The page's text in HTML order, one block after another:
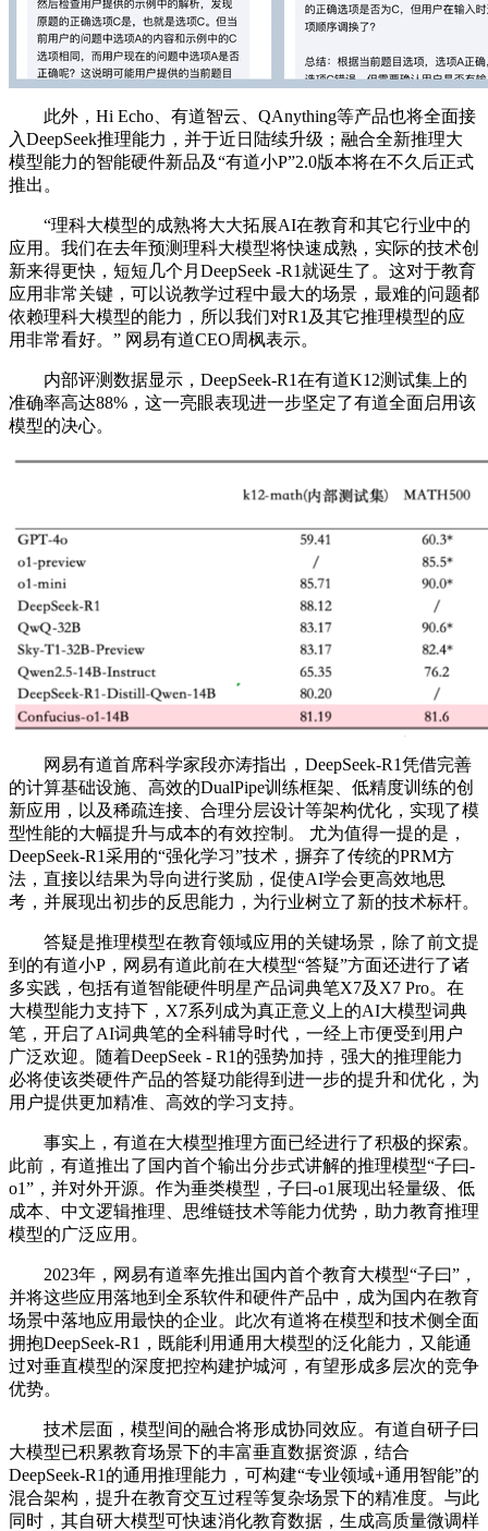
此外，Hi Echo、有道智云、QAnything等产品也将全面接
入DeepSeek推理能力，并于近日陆续升级；融合全新推理大
模型能力的智能硬件新品及“有道小P”2.0版本将在不久后正式
推出。
“理科大模型的成熟将大大拓展AI在教育和其它行业中的
应用。我们在去年预测理科大模型将快速成熟，实际的技术创
新来得更快，短短几个月DeepSeek -R1就诞生了。这对于教育
应用非常关键，可以说教学过程中最大的场景，最难的问题都
依赖理科大模型的能力，所以我们对R1及其它推理模型的应
用非常看好。” 网易有道CEO周枫表示。
内部评测数据显示，DeepSeek-R1在有道K12测试集上的
准确率高达88%，这一亮眼表现进一步坚定了有道全面启用该
模型的决心。
网易有道首席科学家段亦涛指出，DeepSeek-R1凭借完善
的计算基础设施、高效的DualPipe训练框架、低精度训练的创
新应用，以及稀疏连接、合理分层设计等架构优化，实现了模
型性能的大幅提升与成本的有效控制。 尤为值得一提的是，
DeepSeek-R1采用的“强化学习”技术，摒弃了传统的PRM方
法，直接以结果为导向进行奖励，促使AI学会更高效地思
考，并展现出初步的反思能力，为行业树立了新的技术标杆。
答疑是推理模型在教育领域应用的关键场景，除了前文提
到的有道小P，网易有道此前在大模型“答疑”方面还进行了诸
多实践，包括有道智能硬件明星产品词典笔X7及X7 Pro。在
大模型能力支持下，X7系列成为真正意义上的AI大模型词典
笔，开启了AI词典笔的全科辅导时代，一经上市便受到用户
广泛欢迎。随着DeepSeek - R1的强势加持，强大的推理能力
必将使该类硬件产品的答疑功能得到进一步的提升和优化，为
用户提供更加精准、高效的学习支持。
事实上，有道在大模型推理方面已经进行了积极的探索。
此前，有道推出了国内首个输出分步式讲解的推理模型“子曰-
o1”，并对外开源。作为垂类模型，子曰-o1展现出轻量级、低
成本、中文逻辑推理、思维链技术等能力优势，助力教育推理
模型的广泛应用。
2023年，网易有道率先推出国内首个教育大模型“子曰”，
并将这些应用落地到全系软件和硬件产品中，成为国内在教育
场景中落地应用最快的企业。此次有道将在模型和技术侧全面
拥抱DeepSeek-R1，既能利用通用大模型的泛化能力，又能通
过对垂直模型的深度把控构建护城河，有望形成多层次的竞争
优势。
技术层面，模型间的融合将形成协同效应。有道自研子曰
大模型已积累教育场景下的丰富垂直数据资源，结合
DeepSeek-R1的通用推理能力，可构建“专业领域+通用智能”的
混合架构，提升在教育交互过程等复杂场景下的精准度。与此
同时，其自研大模型可快速消化教育数据，生成高质量微调样